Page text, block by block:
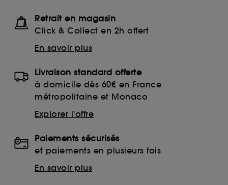
Retrait en magasin
Click & Collect en 2h offert
En savoir plus
Livraison standard offerte
à domicile dès 60€ en France
métropolitaine et Monaco
Explorer l'offre
Paiements sécurisés
et paiements en plusieurs fois
En savoir plus